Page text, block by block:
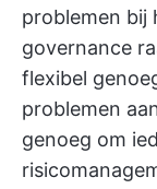
problemen bij
governance
flexibel
problemen
genoeg om